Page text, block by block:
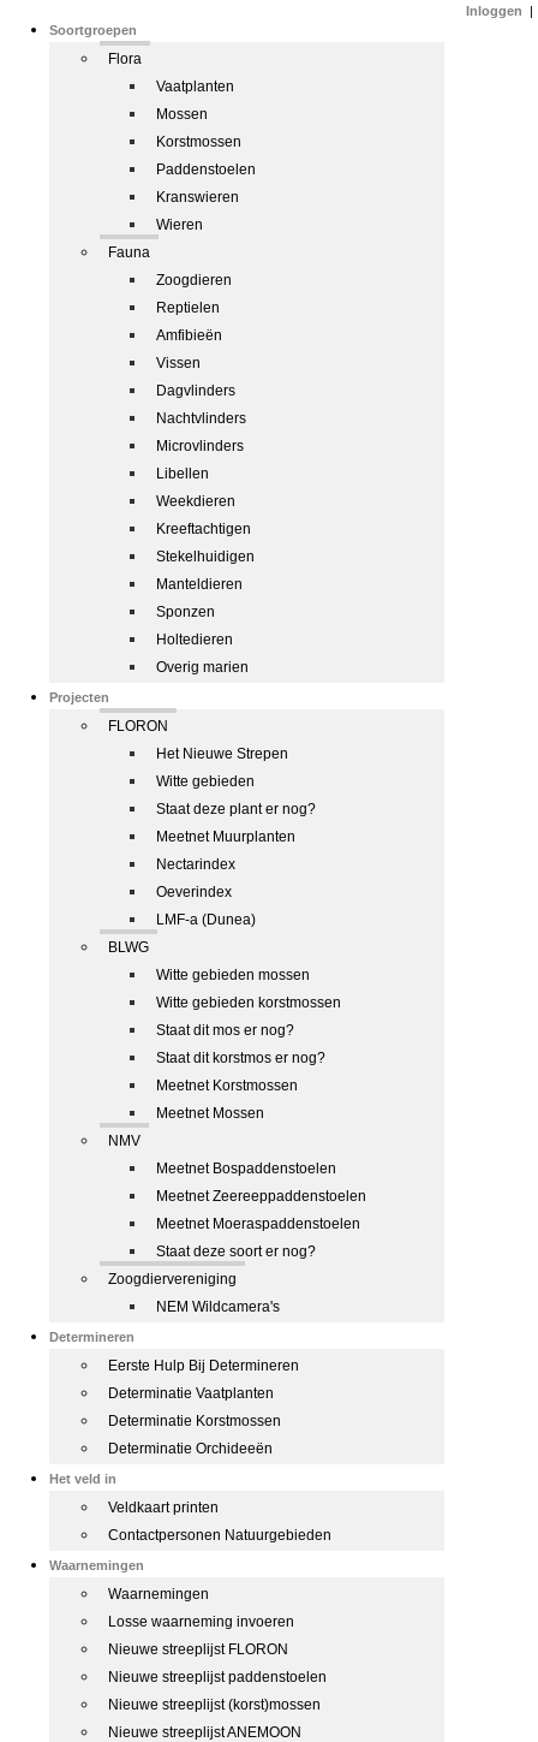
Soortgroepen
Flora
Vaatplanten
Mossen
Korstmossen
Paddenstoelen
Kranswieren
Wieren
Fauna
Zoogdieren
Reptielen
Amfibieën
Vissen
Dagvlinders
Nachtvlinders
Microvlinders
Libellen
Weekdieren
Kreeftachtigen
Stekelhuidigen
Manteldieren
Sponzen
Holtedieren
Overig marien
Projecten
FLORON
Het Nieuwe Strepen
Witte gebieden
Staat deze plant er nog?
Meetnet Muurplanten
Nectarindex
Oeverindex
LMF-a (Dunea)
BLWG
Witte gebieden mossen
Witte gebieden korstmossen
Staat dit mos er nog?
Staat dit korstmos er nog?
Meetnet Korstmossen
Meetnet Mossen
NMV
Meetnet Bospaddenstoelen
Meetnet Zeereeppaddenstoelen
Meetnet Moeraspaddenstoelen
Staat deze soort er nog?
Zoogdiervereniging
NEM Wildcamera's
Determineren
Eerste Hulp Bij Determineren
Determinatie Vaatplanten
Determinatie Korstmossen
Determinatie Orchideeën
Het veld in
Veldkaart printen
Contactpersonen Natuurgebieden
Waarnemingen
Waarnemingen
Losse waarneming invoeren
Nieuwe streeplijst FLORON
Nieuwe streeplijst paddenstoelen
Nieuwe streeplijst (korst)mossen
Nieuwe streeplijst ANEMOON
Inloggen |